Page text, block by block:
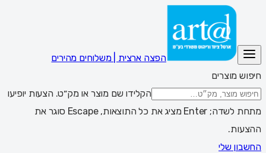
הפצה ארצית | משלוחים מהירים
חיפוש מוצרים
הקלידו שם מוצר או מק״ט. הצעות יופיעו
מתחת לשדה; Enter מציג את כל התוצאות, Escape סוגר את
ההצעות.
החשבון שלי